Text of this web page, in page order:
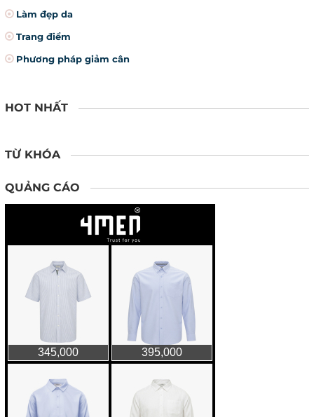
Làm đẹp da
Trang điểm
Phương pháp giảm cân
HOT NHẤT
TỪ KHÓA
QUẢNG CÁO